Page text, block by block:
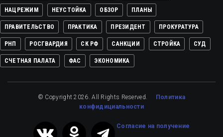
НАЦРЕЖИМ НЕУСТОЙКА ОБЗОР ПЛАНЫ
ПРАВИТЕЛЬСТВО ПРАКТИКА ПРЕЗИДЕНТ ПРОКУРАТУРА
РНП РОСГВАРДИЯ СК РФ САНКЦИИ СТРОЙКА СУД
СЧЕТНАЯ ПАЛАТА ФАС ЭКОНОМИКА
© Copyright 2026. All Rights Reserved.
Политика
конфидициальности
Cогласие на получение